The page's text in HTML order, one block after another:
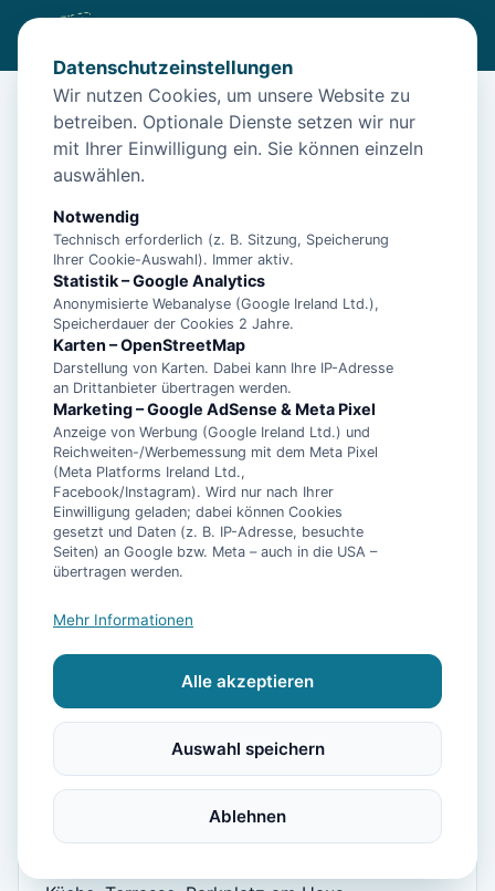
/Unterkünfte /Borkum/
Insel Borkum: Ferienhaus Rüther<br>Hier sind Sie
Insel Borkum: Ferienhaus
Rüther<br>Hier sind Sie
26757 Borkum
Platz für 6 Personen ohne Enge. Mehrere
Schlafzimmer, zwei Bäder, ein Esstisch, an dem
alle sitzen können.
Ausstattung:
Datenschutzeinstellungen
Wir nutzen Cookies, um unsere Website zu
betreiben. Optionale Dienste setzen wir nur
mit Ihrer Einwilligung ein. Sie können einzeln
auswählen.
Notwendig
Technisch erforderlich (z. B. Sitzung, Speicherung
Ihrer Cookie-Auswahl). Immer aktiv.
Statistik – Google Analytics
Anonymisierte Webanalyse (Google Ireland Ltd.),
Speicherdauer der Cookies 2 Jahre.
Karten – OpenStreetMap
Darstellung von Karten. Dabei kann Ihre IP-Adresse
an Drittanbieter übertragen werden.
Marketing – Google AdSense & Meta Pixel
Anzeige von Werbung (Google Ireland Ltd.) und
Reichweiten-/Werbemessung mit dem Meta Pixel
(Meta Platforms Ireland Ltd.,
Facebook/Instagram). Wird nur nach Ihrer
Einwilligung geladen; dabei können Cookies
gesetzt und Daten (z. B. IP-Adresse, besuchte
Seiten) an Google bzw. Meta – auch in die USA –
übertragen werden.
Mehr Informationen
Alle akzeptieren
Auswahl speichern
Ablehnen